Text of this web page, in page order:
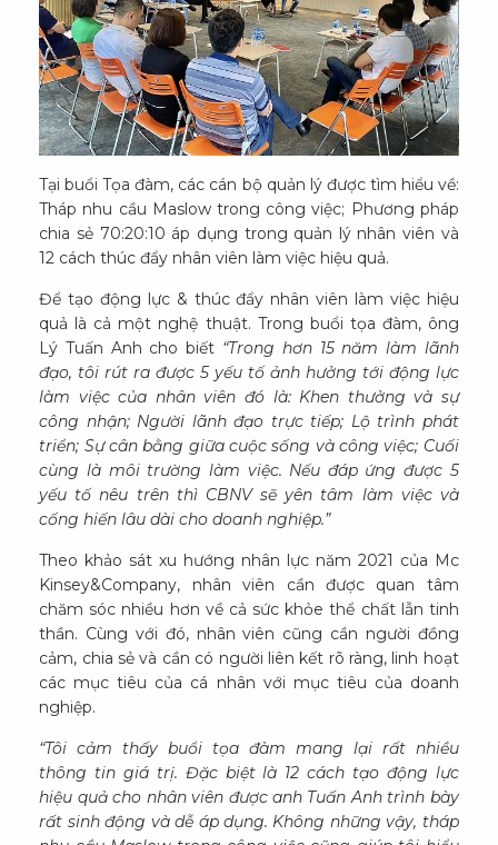
Tại buổi Tọa đàm, các cán bộ quản lý được tìm hiểu về:
Tháp nhu cầu Maslow trong công việc; Phương pháp
chia sẻ 70:20:10 áp dụng trong quản lý nhân viên và
12 cách thúc đẩy nhân viên làm việc hiệu quả.
Để tạo động lực & thúc đẩy nhân viên làm việc hiệu
quả là cả một nghệ thuật. Trong buổi tọa đàm, ông
Lý Tuấn Anh cho biết “Trong hơn 15 năm làm lãnh
đạo, tôi rút ra được 5 yếu tố ảnh hưởng tới động lực
làm việc của nhân viên đó là: Khen thưởng và sự
công nhận; Người lãnh đạo trực tiếp; Lộ trình phát
triển; Sự cân bằng giữa cuộc sống và công việc; Cuối
cùng là môi trường làm việc. Nếu đáp ứng được 5
yếu tố nêu trên thì CBNV sẽ yên tâm làm việc và
cống hiến lâu dài cho doanh nghiệp.”
Theo khảo sát xu hướng nhân lực năm 2021 của Mc
Kinsey&Company, nhân viên cần được quan tâm
chăm sóc nhiều hơn về cả sức khỏe thể chất lẫn tinh
thần. Cùng với đó, nhân viên cũng cần người đồng
cảm, chia sẻ và cần có người liên kết rõ ràng, linh hoạt
các mục tiêu của cá nhân với mục tiêu của doanh
nghiệp.
“Tôi cảm thấy buổi tọa đàm mang lại rất nhiều
thông tin giá trị. Đặc biệt là 12 cách tạo động lực
hiệu quả cho nhân viên được anh Tuấn Anh trình bày
rất sinh động và dễ áp dụng. Không những vậy, tháp